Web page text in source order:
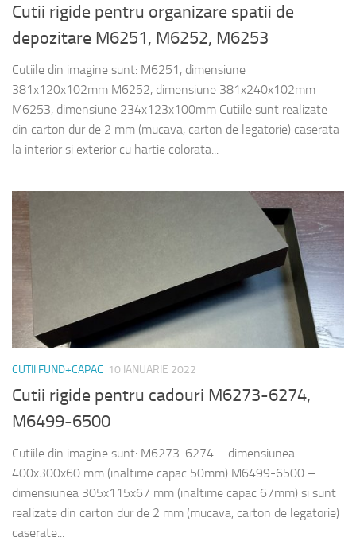
Cutii rigide pentru organizare spatii de
depozitare M6251, M6252, M6253
Cutiile din imagine sunt: M6251, dimensiune
381x120x102mm M6252, dimensiune 381x240x102mm
M6253, dimensiune 234x123x100mm Cutiile sunt realizate
din carton dur de 2 mm (mucava, carton de legatorie) caserata
la interior si exterior cu hartie colorata...
CUTII FUND+CAPAC 10 IANUARIE 2022
Cutii rigide pentru cadouri M6273-6274,
M6499-6500
Cutiile din imagine sunt: M6273-6274 – dimensiunea
400x300x60 mm (inaltime capac 50mm) M6499-6500 –
dimensiunea 305x115x67 mm (inaltime capac 67mm) si sunt
realizate din carton dur de 2 mm (mucava, carton de legatorie)
caserate...